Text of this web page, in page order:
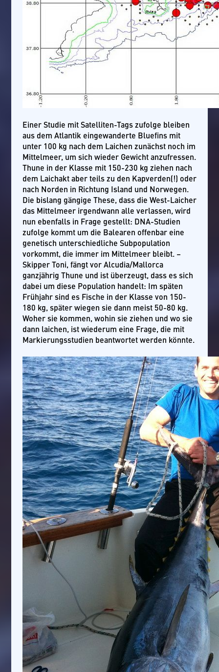
Einer Studie mit Satelliten-Tags zufolge bleiben
aus dem Atlantik eingewanderte Bluefins mit
unter 100 kg nach dem Laichen zunächst noch im
Mittelmeer, um sich wieder Gewicht anzufressen.
Thune in der Klasse mit 150-230 kg ziehen nach
dem Laichakt aber teils zu den Kapverden(!) oder
nach Norden in Richtung Island und Norwegen.
Die bislang gängige These, dass die West-Laicher
das Mittelmeer irgendwann alle verlassen, wird
nun ebenfalls in Frage gestellt: DNA-Studien
zufolge kommt um die Balearen offenbar eine
genetisch unterschiedliche Subpopulation
vorkommt, die immer im Mittelmeer bleibt. –
Skipper Toni, fängt vor Alcudia/Mallorca
ganzjährig Thune und ist überzeugt, dass es sich
dabei um diese Population handelt: Im späten
Frühjahr sind es Fische in der Klasse von 150-
180 kg, später wiegen sie dann meist 50-80 kg.
Woher sie kommen, wohin sie ziehen und wo sie
dann laichen, ist wiederum eine Frage, die mit
Markierungsstudien beantwortet werden könnte.